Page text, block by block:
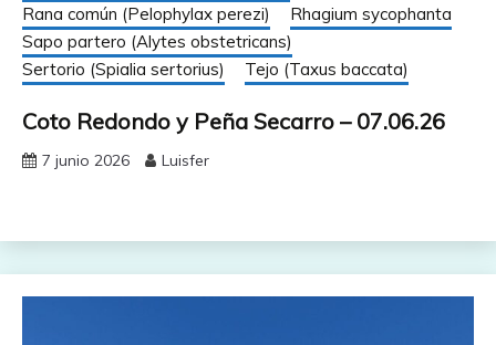
Rana común (Pelophylax perezi)
Rhagium sycophanta
Sapo partero (Alytes obstetricans)
Sertorio (Spialia sertorius)
Tejo (Taxus baccata)
Coto Redondo y Peña Secarro – 07.06.26
7 junio 2026 Luisfer